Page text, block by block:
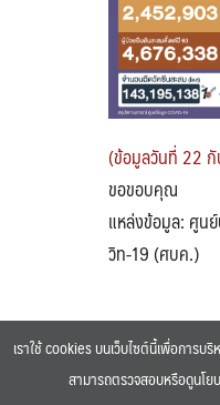
(ข้อมูลวันที่ 22
ขอขอบคุณ
แหล่งข้อมูล: ศูน
วิท-19 (ศบค.)
©2025 BANGKOK
เราใช้ cookies บนเว็บไซต์นี้เพื่อการบ
สามารถตรวจสอบหรือดูนโ